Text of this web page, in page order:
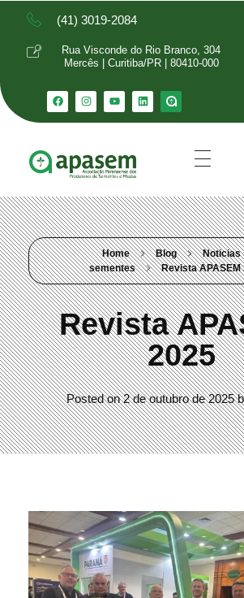
(41) 3019-2084
Rua Visconde do Rio Branco, 304
Mercês | Curitiba/PR | 80410-000
Home Blog
Noticias
sementes
Revista APASEM
Revista
2025
Posted on 2 de outubro de 2025